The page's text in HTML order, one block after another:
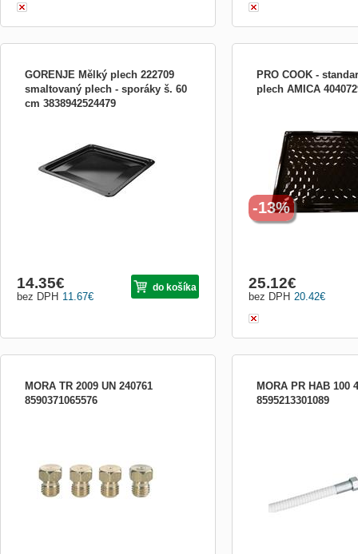
GORENJE Mělký plech 222709
smaltovaný plech - sporáky š. 60
cm 3838942524479
11.67€
bez DPH
14.35€ do košíka
PRO COOK -
plech AMICA
20.42€
bez DPH
25.12€
-13%
MORA TR 2009 UN 240761
8590371065576
MORA PR HAB 100
8595213301089